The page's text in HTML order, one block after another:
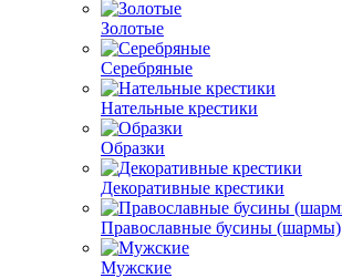
Золотые
Серебряные
Нательные крестики
Образки
Декоративные крестики
Православные бусины (шармы)
Мужские